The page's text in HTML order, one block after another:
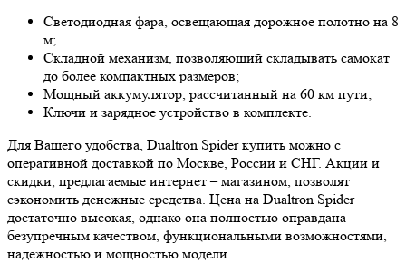
Светодиодная фара, освещающая дорожное полотно на 8
м;
Складной механизм, позволяющий складывать самокат
до более компактных размеров;
Мощный аккумулятор, рассчитанный на 60 км пути;
Ключи и зарядное устройство в комплекте.
Для Вашего удобства, Dualtron Spider купить можно с
оперативной доставкой по Москве, России и СНГ. Акции и
скидки, предлагаемые интернет – магазином, позволят
сэкономить денежные средства. Цена на Dualtron Spider
достаточно высокая, однако она полностью оправдана
безупречным качеством, функциональными возможностями,
надежностью и мощностью модели.